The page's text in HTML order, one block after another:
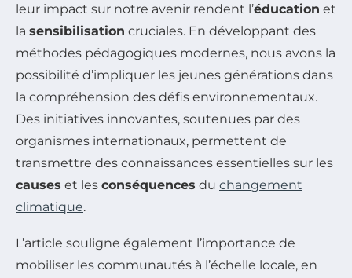
leur impact sur notre avenir rendent l’éducation et
la sensibilisation cruciales. En développant des
méthodes pédagogiques modernes, nous avons la
possibilité d’impliquer les jeunes générations dans
la compréhension des défis environnementaux.
Des initiatives innovantes, soutenues par des
organismes internationaux, permettent de
transmettre des connaissances essentielles sur les
causes et les conséquences du changement
climatique.
L’article souligne également l’importance de
mobiliser les communautés à l’échelle locale, en